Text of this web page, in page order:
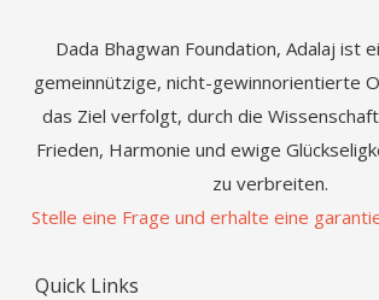
Dada Bhagwan Foundation, Adalaj ist
gemeinnützige, nicht-gewinnorientierte
das Ziel verfolgt, durch die
Frieden, Harmonie und ewige
zu verbreiten.
Stelle eine Frage und erhalte eine
Quick Links